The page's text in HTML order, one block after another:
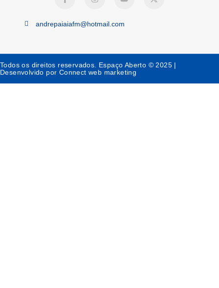
andrepaiaiafm@hotmail.com
Todos os direitos reservados. Espaço Aberto © 2025 |
Desenvolvido por Connect web marketing